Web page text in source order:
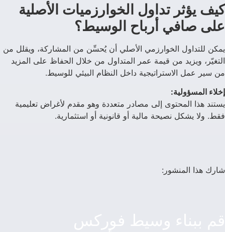
كيف يؤثر تداول الخوارزميات الأصلية
على صافي أرباح الوسيط؟
يمكن للتداول الخوارزمي الأصلي أن يُحسِّن من المشاركة، ويقلل من
التغيّر، ويزيد من قيمة عمر المتداول من خلال الحفاظ على المزيد
من سير عمل الاستراتيجية داخل النظام البيئي للوسيط.
إخلاء المسؤولية:
يستند هذا المحتوى إلى مصادر متعددة وهو مقدم لأغراض تعليمية
فقط. ولا يشكل نصيحة مالية أو قانونية أو استثمارية.
شارك هذا المنشور: